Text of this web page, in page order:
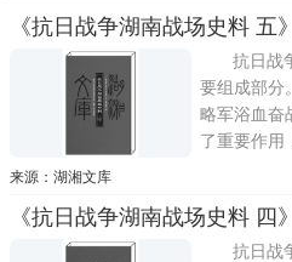
《抗日战争湖南战场史料 五》
抗日战
要组成部分
略军浴血奋
了重要作用
馆和中国
版《抗日战
争湖南战
来源：湖湘文库
《抗日战争湖南战场史料 四》
抗日战